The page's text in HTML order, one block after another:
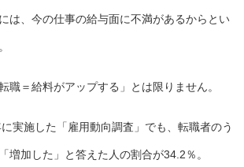
は、今の仕事の給与面に不満があるからとい
職＝給料がアップする」とは限りません。
実施した「雇用動向調査」でも、転職者のう
増加した」と答えた人の割合が34.2％。